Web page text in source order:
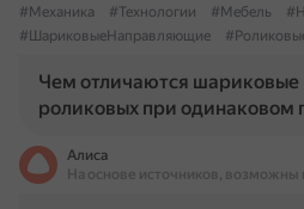
#Механика
#Технологии #Мебель
#ШариковыеНаправляющие
Чем отличаются
роликовых при одинаковом
Алиса
На основе источников, возможны